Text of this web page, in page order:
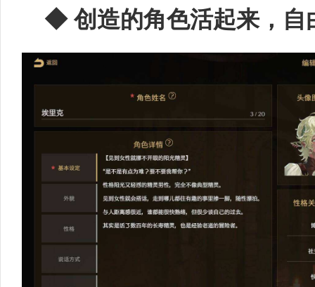
◆创造的角色活起来，